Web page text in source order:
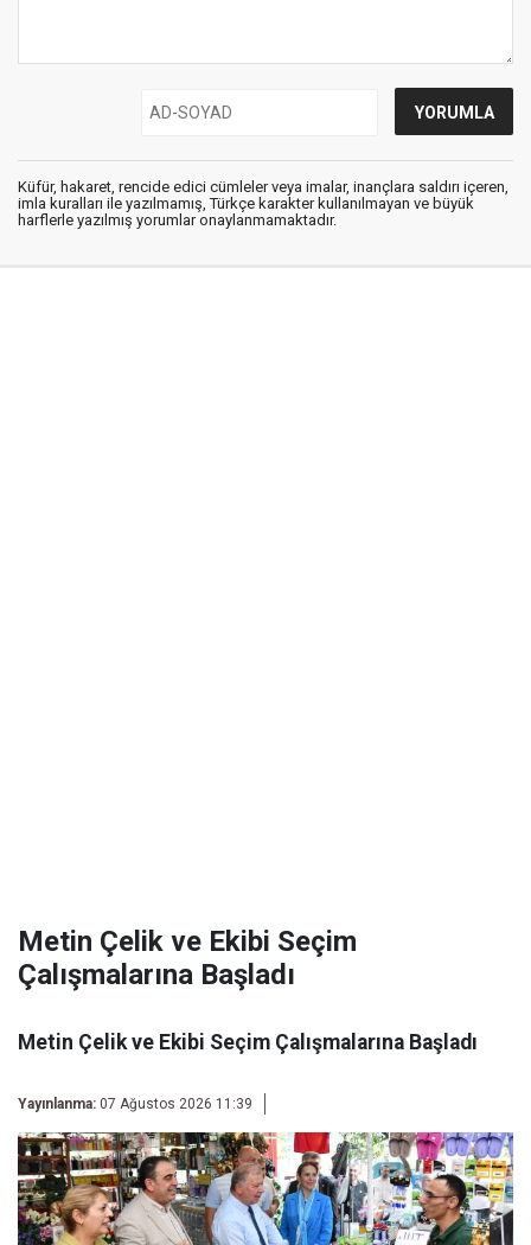
Küfür, hakaret, rencide edici cümleler veya imalar, inançlara saldırı içeren,
imla kuralları ile yazılmamış, Türkçe karakter kullanılmayan ve büyük
harflerle yazılmış yorumlar onaylanmamaktadır.
Metin Çelik ve Ekibi Seçim
Çalışmalarına Başladı
Metin Çelik ve Ekibi Seçim Çalışmalarına Başladı
Yayınlanma: 07 Ağustos 2026 11:39